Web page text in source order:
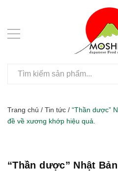
Trang chủ / Tin tức / “Thần dược”
đề về xương khớp hiệu quả.
“Thần dược” Nhật